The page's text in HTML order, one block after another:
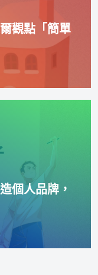
觀點「簡單
個人品牌，